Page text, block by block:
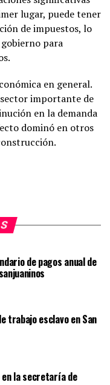
lugar, puede tener
de impuestos, lo
para
en general.
importante de
en la demanda
dominó en otros
de pagos anual de
trabajo esclavo en San
en la secretaría de